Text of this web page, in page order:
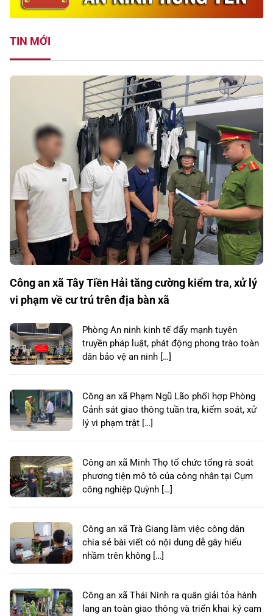
TIN MỚI
Công an xã Tây Tiền Hải tăng cường kiểm tra, xử lý
vi phạm về cư trú trên địa bàn xã
Phòng An ninh kinh tế đẩy mạnh tuyên
truyền pháp luật, phát động phong trào toàn
dân bảo vệ an ninh […]
Công an xã Phạm Ngũ Lão phối hợp Phòng
Cảnh sát giao thông tuần tra, kiểm soát, xử
lý vi phạm trật […]
Công an xã Minh Thọ tổ chức tổng rà soát
phương tiện mô tô của công nhân tại Cụm
công nghiệp Quỳnh […]
Công an xã Trà Giang làm việc công dân
chia sẻ bài viết có nội dung dễ gây hiểu
nhầm trên không […]
Công an xã Thái Ninh ra quân giải tỏa hành
lang an toàn giao thông và triển khai ký cam